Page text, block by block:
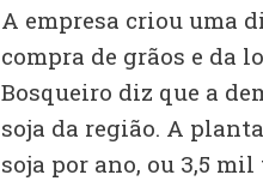
A empresa criou uma
compra de grãos e da
Bosqueiro diz que a
soja da região. A
soja por ano, ou 3,5